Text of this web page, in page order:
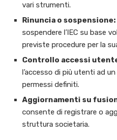
vari strumenti.
Rinuncia o sospensione:
sospendere l’IEC su base
previste procedure per la
Controllo accessi
l’accesso di più utenti ad
permessi definiti.
Aggiornamenti su
consente di registrare o
struttura societaria.